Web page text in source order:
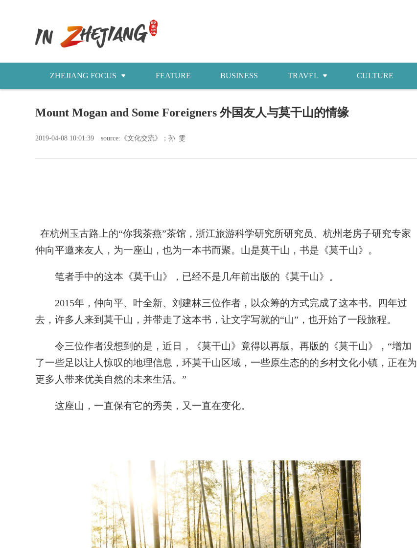
ZHEJIANG FOCUS
今日浙江
FEATURE BUSINESS TRAVEL
Food
CULTURE
Mount Mogan and Some Foreigners 外国友人与莫干山的情缘
2019-04-08 10:01:39 source:《文化交流》；孙 雯
在杭州玉古路上的“你我茶燕”茶馆，浙江旅游科学研究所研究员、杭州老房子研究专家
仲向平邀来友人，为一座山，也为一本书而聚。山是莫干山，书是《莫干山》。
笔者手中的这本《莫干山》，已经不是几年前出版的《莫干山》。
2015年，仲向平、叶全新、刘建林三位作者，以众筹的方式完成了这本书。四年过
去，许多人来到莫干山，并带走了这本书，让文字写就的“山”，也开始了一段旅程。
令三位作者没想到的是，近日，《莫干山》竟得以再版。再版的《莫干山》，“增加
了一些足以让人惊叹的地理信息，环莫干山区域，一些原生态的的乡村文化小镇，正在为
更多人带来优美自然的未来生活。”
这座山，一直保有它的秀美，又一直在变化。